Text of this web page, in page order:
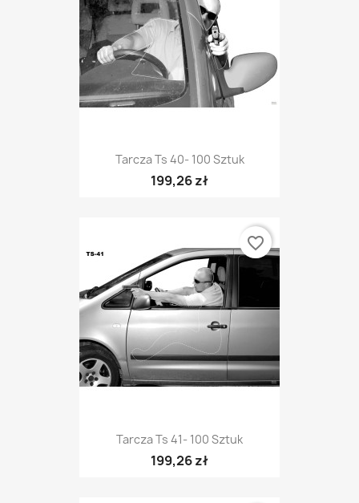
Tarcza Ts 40- 100 Sztuk
199,26 zł
Tarcza Ts 41- 100 Sztuk
199,26 zł
favorite_border